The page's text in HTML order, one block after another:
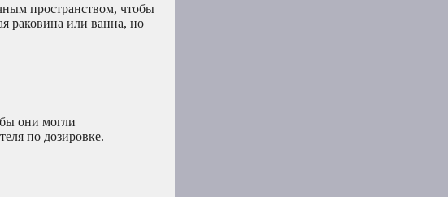
пространством, чтобы
раковина или ванна, но
они могли
по дозировке.